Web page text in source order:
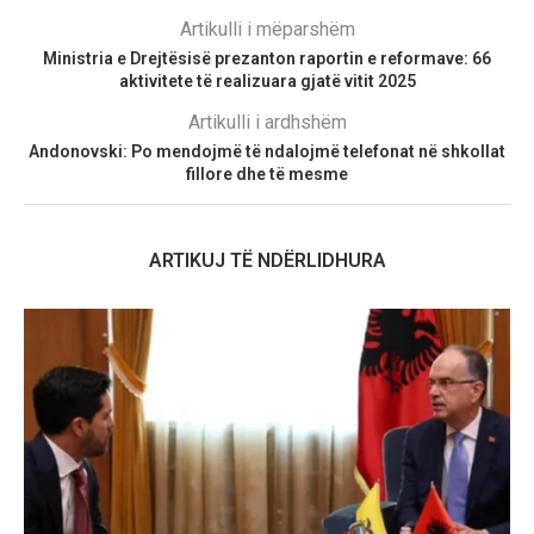
Artikulli i mëparshëm
Ministria e Drejtësisë prezanton raportin e reformave: 66
aktivitete të realizuara gjatë vitit 2025
Artikulli i ardhshëm
Andonovski: Po mendojmë të ndalojmë telefonat në shkollat
fillore dhe të mesme
ARTIKUJ TË NDËRLIDHURA